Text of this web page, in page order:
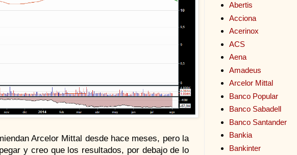
Arcelor Mittal desde hace meses, pero la
y creo que los resultados, por debajo de lo
Abertis
Acciona
Acerinox
ACS
Aena
Amadeus
Arcelor Mittal
Banco Popular
Banco Sabadell
Banco Santander
Bankia
Bankinter